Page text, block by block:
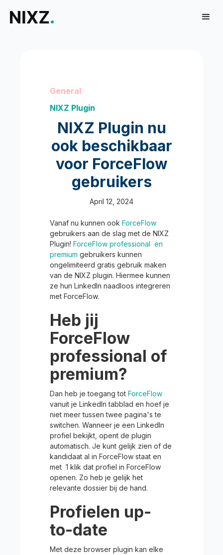
General
NIXZ Plugin
NIXZ Plugin nu
ook beschikbaar
voor ForceFlow
gebruikers
April 12, 2024
Vanaf nu kunnen ook ForceFlow
gebruikers aan de slag met de NIXZ
Plugin! ForceFlow professional en
premium gebruikers kunnen
ongelimiteerd gratis gebruik maken
van de NIXZ plugin. Hiermee kunnen
ze hun LinkedIn naadloos integreren
met ForceFlow.
Heb jij
ForceFlow
professional of
premium?
Dan heb je toegang tot ForceFlow
vanuit je LinkedIn tabblad en hoef je
niet meer tussen twee pagina's te
switchen. Wanneer je een LinkedIn
profiel bekijkt, opent de plugin
automatisch. Je kunt gelijk zien of de
kandidaat al in ForceFlow staat en
met 1 klik dat profiel in ForceFlow
openen. Zo heb je gelijk het
relevante dossier bij de hand.
Profielen up-
to-date
Met deze browser plugin kan elke